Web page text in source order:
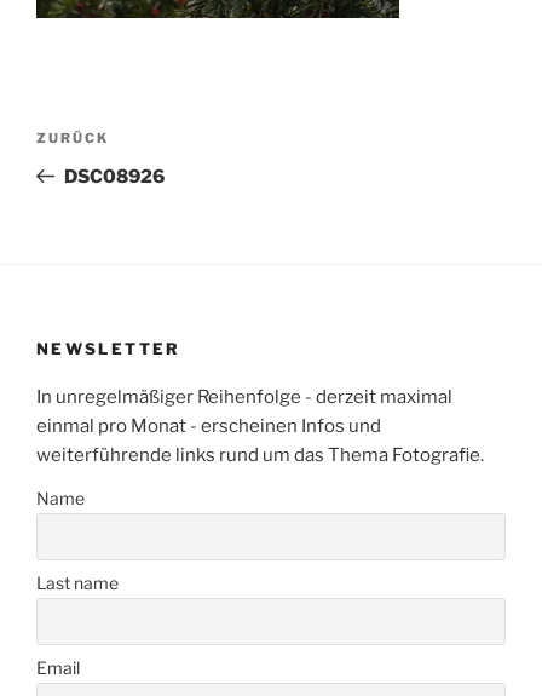
Beitragsnavigation
Vorheriger
Beitrag
ZURÜCK
DSC08926
NEWSLETTER
In unregelmäßiger Reihenfolge - derzeit maximal
einmal pro Monat - erscheinen Infos und
weiterführende links rund um das Thema Fotografie.
Name
Last name
Email